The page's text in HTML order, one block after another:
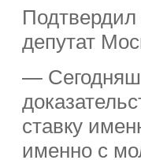
депутат
—
ставку
именно с